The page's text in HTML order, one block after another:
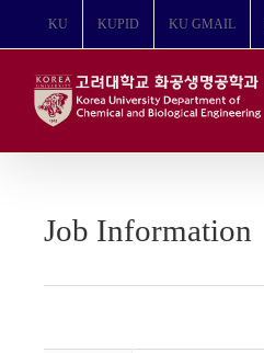
뛰
KU KUPID KU GMAIL
Job Information